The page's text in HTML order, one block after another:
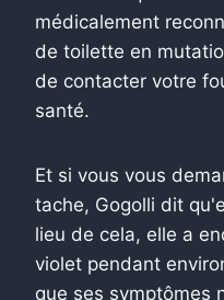
médicalement
de toilette en
de contacter votre
santé.
Et si vous vous
tache, Gogolli dit
lieu de cela, elle a
violet pendant
que ses symptômes